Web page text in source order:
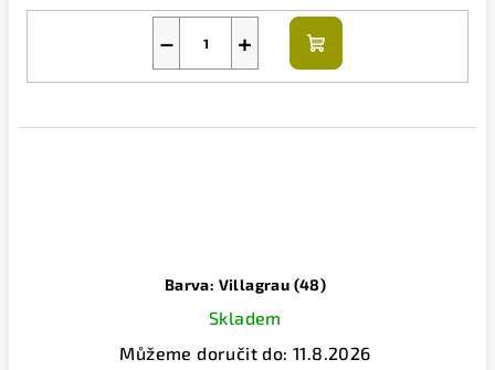
+
−
Do
košíku
Barva: Villagrau (48)
Skladem
Můžeme doručit do: 11.8.2026